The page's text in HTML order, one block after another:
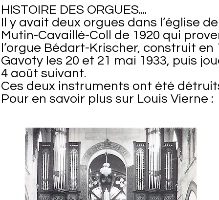
HISTOIRE DES ORGUES....
Il y avait deux orgues dans
Mutin-Cavaillé-Coll de 1920 qui
l’orgue Bédart-Krischer, construit
Gavoty les 20 et 21 mai 1933, puis
4 août suivant.
Ces deux instruments ont été
Pour en savoir plus sur Louis Vierne :